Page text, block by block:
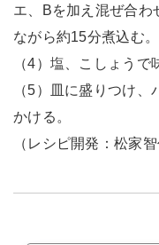
エ、Bを加え混ぜ合わ
ながら約15分煮込む。
（4）塩、こしょうで
（5）皿に盛りつけ
かける。
（レシピ開発：松家智